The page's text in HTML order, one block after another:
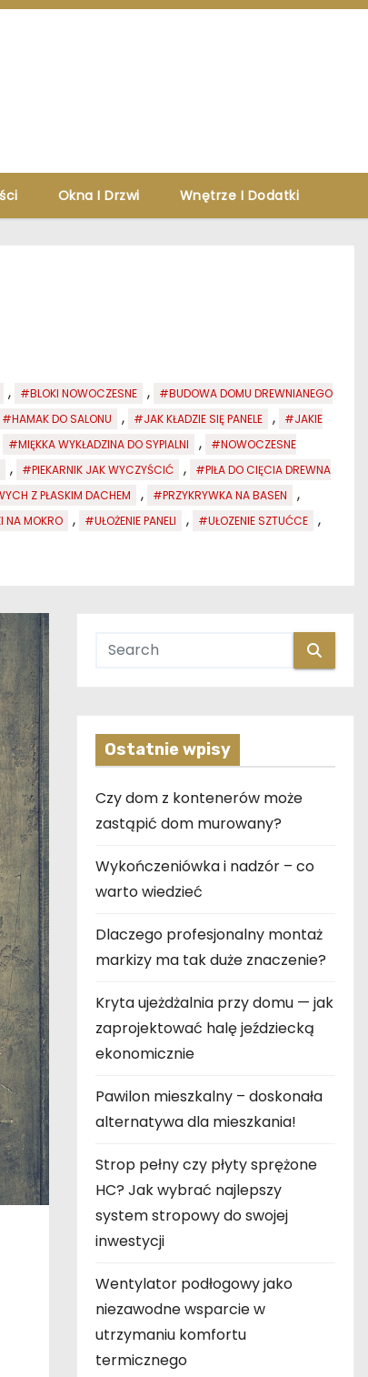
Okna I Drzwi Wnętrze I Dodatki
, #BLOKI NOWOCZESNE ,
#BUDOWA DOMU DREWNIANEGO
#HAMAK DO SALONU , #JAK KŁADZIE SIĘ PANELE ,
#JAKIE
#MIĘKKA WYKŁADZINA DO SYPIALNI ,
#NOWOCZESNE
, #PIEKARNIK JAK WYCZYŚCIĆ ,
#PIŁA DO CIĘCIA DREWNA
Z PŁASKIM DACHEM , #PRZYKRYWKA NA BASEN ,
NA MOKRO , #UŁOŻENIE PANELI , #UŁOZENIE SZTUĆCE ,
Ostatnie wpisy
Czy dom z kontenerów może
zastąpić dom murowany?
Wykończeniówka i nadzór – co
warto wiedzieć
Dlaczego profesjonalny montaż
markizy ma tak duże znaczenie?
Kryta ujeżdżalnia przy domu — jak
zaprojektować halę jeździecką
ekonomicznie
Pawilon mieszkalny – doskonała
alternatywa dla mieszkania!
Strop pełny czy płyty sprężone
HC? Jak wybrać najlepszy
system stropowy do swojej
inwestycji
Wentylator podłogowy jako
niezawodne wsparcie w
utrzymaniu komfortu
termicznego